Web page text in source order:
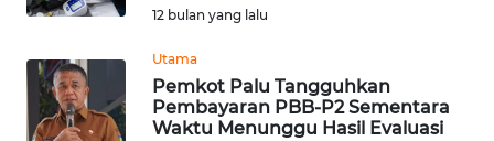
12 bulan yang lalu
Utama
Pemkot Palu Tangguhkan
Pembayaran PBB-P2 Sementara
Waktu Menunggu Hasil Evaluasi
BOGOR
WN
DEPOK